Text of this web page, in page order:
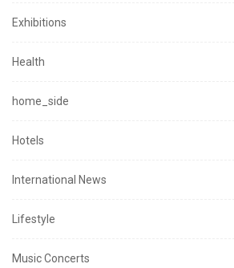
Exhibitions
Health
home_side
Hotels
International News
Lifestyle
Music Concerts